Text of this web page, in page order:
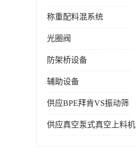
称重配料混系统
光圈阀
防架桥设备
辅助设备
供应BPE拜肯VS振动筛
供应真空泵式真空上料机